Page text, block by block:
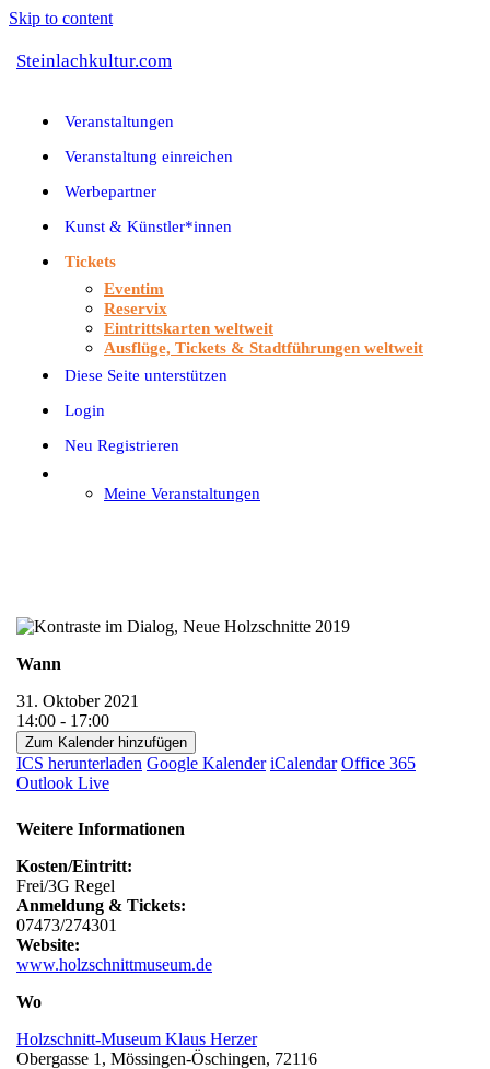
Skip to content
Steinlachkultur.com
Veranstaltungen
Veranstaltung einreichen
Werbepartner
Kunst & Künstler*innen
Tickets
Eventim
Reservix
Eintrittskarten weltweit
Ausflüge, Tickets & Stadtführungen weltweit
Diese Seite unterstützen
Login
Neu Registrieren
Meine Veranstaltungen
Wann
31. Oktober 2021
14:00 - 17:00
Zum Kalender hinzufügen
ICS herunterladen Google Kalender iCalendar Office 365
Outlook Live
Weitere Informationen
Kosten/Eintritt:
Frei/3G Regel
Anmeldung & Tickets:
07473/274301
Website:
www.holzschnittmuseum.de
Wo
Holzschnitt-Museum Klaus Herzer
Obergasse 1, Mössingen-Öschingen, 72116